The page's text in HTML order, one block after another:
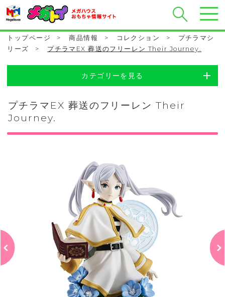
トップページ > 商品情報 > コレクション >
プチラマシ
リーズ
> プチラマEX 葬送のフリーレン Their Journey.
カテゴリーを見る
プチラマEX 葬送のフリーレン Their
Journey.